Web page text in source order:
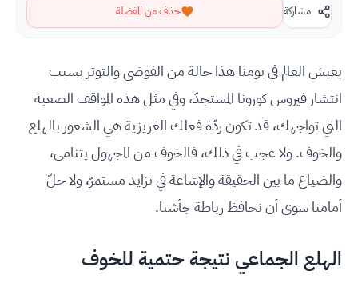
مشاركة حذف من المفضلة
يعيش العالم في يومنا هذا حالة من الفوضى والتوتر بسبب
انتشار فيروس كورونا المستجدّ، وفي مثل هذه المواقف الصعبة
التي تواجهك، قد تكون ردّة فعلك الغريزية هي الشعور بالهلع
والخوف. ولا عجب في ذلك، فالخوف من المجهول يتنامى،
والضياع ما بين الحقيقة والإشاعة في تزايد مستمرّ، ولا حلّ
أمامنا سوى أن نحافظ رباطة جأشنا.
الهلع الجماعي نتيجة حتمية للخوف